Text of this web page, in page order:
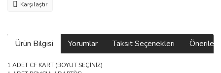
Karşılaştır
Ürün Bilgisi Yorumlar Taksit Seçenekleri
1 ADET CF KART (BOYUT SEÇİNİZ)